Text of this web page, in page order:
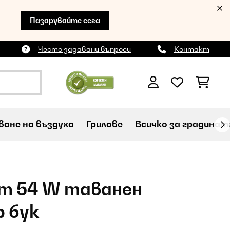
Пазарувайте сега
Често задавани въпроси Контакт
на въздуха Грилове Всичко за
54 W таванен
бук